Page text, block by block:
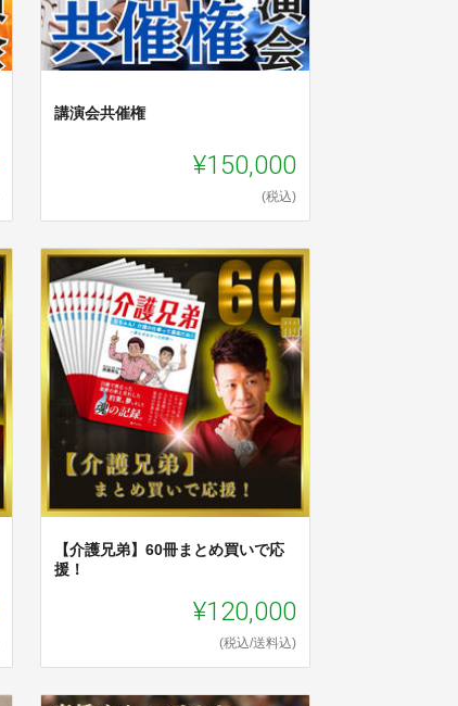
講演会共催権
¥150,000
(税込)
【介護兄弟】60冊まとめ買いで応
援！
¥120,000
(税込/送料込)